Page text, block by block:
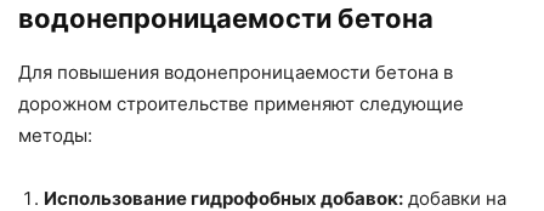
водонепроницаемости бетона
Для повышения водонепроницаемости бетона в
дорожном строительстве применяют следующие
методы:
Использование гидрофобных добавок: добавки на